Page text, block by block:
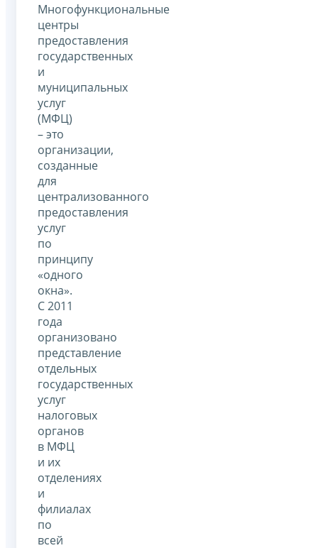
Многофункциональные
центры
предоставления
государственных
и
муниципальных
услуг
(МФЦ)
– это
организации,
созданные
для
централизованного
предоставления
услуг
по
принципу
«одного
окна».
С 2011
года
организовано
представление
отдельных
государственных
услуг
налоговых
органов
в МФЦ
и их
отделениях
и
филиалах
по
всей